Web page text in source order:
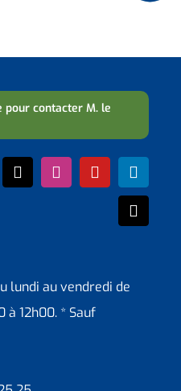
pour contacter M. le
lundi au vendredi de
à 12h00. * Sauf